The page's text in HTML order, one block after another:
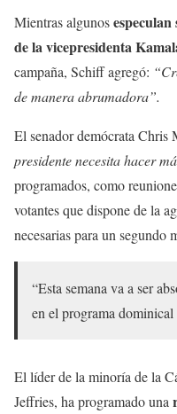
Mientras algunos
de la vicepresidenta
campaña, Schiff agregó:
de manera abrumadora”.
El senador demócrata Chris
presidente necesita hacer
programados, como
votantes que dispone de la
necesarias para un segundo
“Esta semana va a ser
en el programa
El líder de la minoría de la
Jeffries, ha programado una